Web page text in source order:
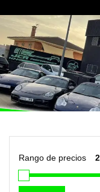
Rango de precios